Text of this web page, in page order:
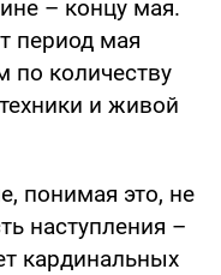
– концу мая.
период мая
по количеству
и живой
понимая это, не
наступления –
кардинальных